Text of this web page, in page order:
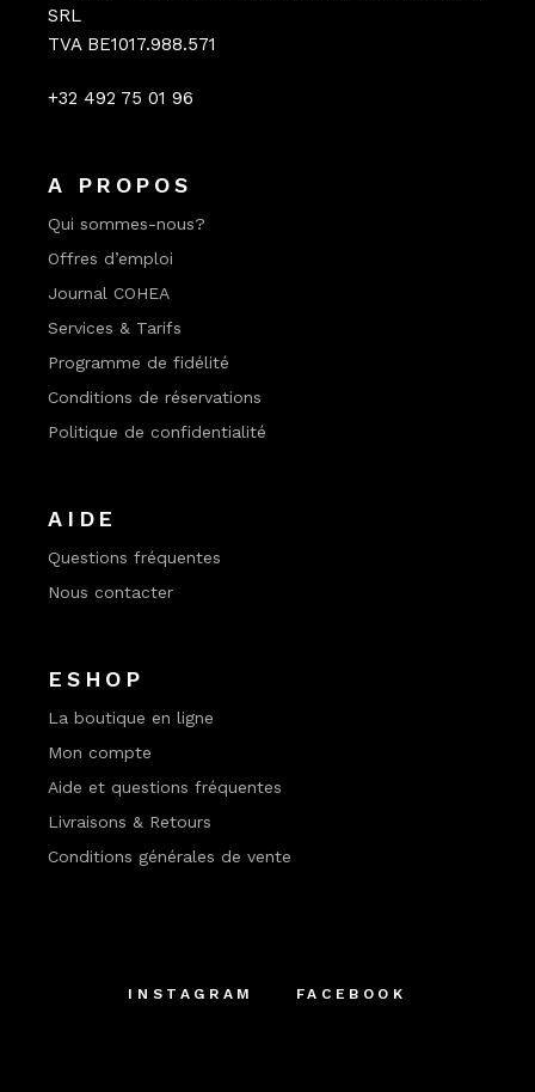
SRL
TVA BE1017.988.571
+32 492 75 01 96
A PROPOS
Qui sommes-nous?
Offres d’emploi
Journal COHEA
Services & Tarifs
Programme de fidélité
Conditions de réservations
Politique de confidentialité
AIDE
Questions fréquentes
Nous contacter
ESHOP
La boutique en ligne
Mon compte
Aide et questions fréquentes
Livraisons & Retours
Conditions générales de vente
INSTAGRAM FACEBOOK